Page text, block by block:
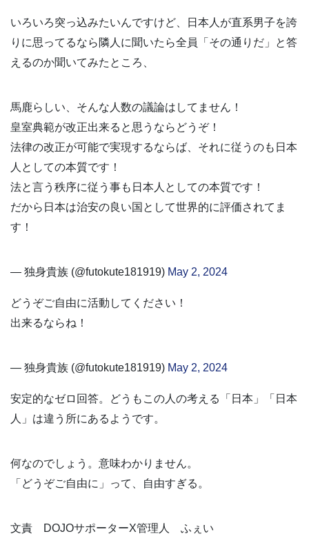
いろいろ突っ込みたいんですけど、日本人が直系男子を誇
りに思ってるなら隣人に聞いたら全員「その通りだ」と答
えるのか聞いてみたところ、
馬鹿らしい、そんな人数の議論はしてません！
皇室典範が改正出来ると思うならどうぞ！
法律の改正が可能で実現するならば、それに従うのも日本
人としての本質です！
法と言う秩序に従う事も日本人としての本質です！
だから日本は治安の良い国として世界的に評価されてま
す！
— 独身貴族 (@futokute181919) May 2, 2024
どうぞご自由に活動してください！
出来るならね！
— 独身貴族 (@futokute181919) May 2, 2024
安定的なゼロ回答。どうもこの人の考える「日本」「日本
人」は違う所にあるようです。
何なのでしょう。意味わかりません。
「どうぞご自由に」って、自由すぎる。
文責 DOJOサポーターX管理人 ふぇい